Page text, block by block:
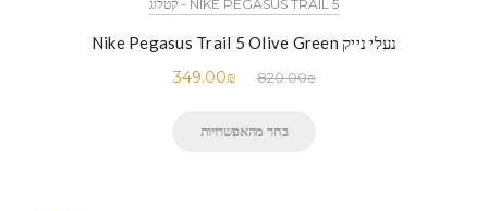
NIKE PEGASUS TRAIL 5 - קטלוג
נעלי נייק Nike Pegasus Trail 5 Olive Green
820.00₪
349.00₪
בחר מהאפשרויות